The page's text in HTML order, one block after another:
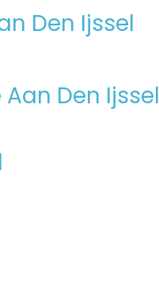
Den Ijssel
Den Ijssel